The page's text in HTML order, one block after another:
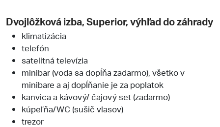
Dvojlôžková izba, Superior, výhľad do záhrady
klimatizácia
telefón
satelitná televízia
minibar (voda sa dopĺňa zadarmo), všetko v
minibare a aj dopĺňanie je za poplatok
kanvica a kávový/ čajový set (zadarmo)
kúpeľňa/WC (sušič vlasov)
trezor